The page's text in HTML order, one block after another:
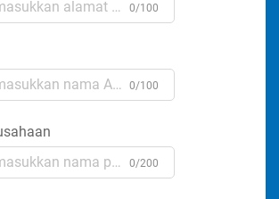
0/100
0/100
0/200